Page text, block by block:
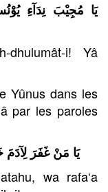
يَا مُجِيْبَ نِدَآءِ
dhulumât-i! Yâ
Yûnus dans les
par les paroles
يَا مَنْ غَفَرَ لِآدَمَ
wa rafa‘a